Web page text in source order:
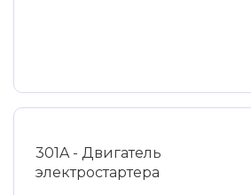
301A - Двигатель
электростартера